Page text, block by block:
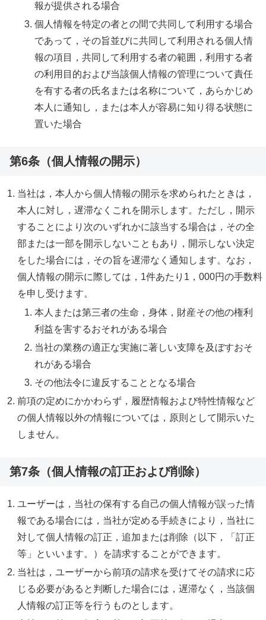
報が提供される場合
個人情報を特定の者との間で共同して利用する場合
であって，その旨並びに共同して利用される個人情
報の項目，共同して利用する者の範囲，利用する者
の利用目的および当該個人情報の管理について責任
を有する者の氏名または名称について，あらかじめ
本人に通知し，または本人が容易に知り得る状態に
置いた場合
第6条（個人情報の開示）
当社は，本人から個人情報の開示を求められたときは，
本人に対し，遅滞なくこれを開示します。ただし，開示
することにより次のいずれかに該当する場合は，その全
部または一部を開示しないこともあり，開示しない決定
をした場合には，その旨を遅滞なく通知します。なお，
個人情報の開示に際しては，1件あたり1，000円の手数料
を申し受けます。
本人または第三者の生命，身体，財産その他の権利
利益を害するおそれがある場合
当社の業務の適正な実施に著しい支障を及ぼすおそ
れがある場合
その他法令に違反することとなる場合
前項の定めにかかわらず，履歴情報および特性情報など
の個人情報以外の情報については，原則として開示いた
しません。
第7条（個人情報の訂正および削除）
ユーザーは，当社の保有する自己の個人情報が誤った情
報である場合には，当社が定める手続きにより，当社に
対して個人情報の訂正，追加または削除（以下，「訂正
等」といいます。）を請求することができます。
当社は，ユーザーから前項の請求を受けてその請求に応
じる必要があると判断した場合には，遅滞なく，当該個
人情報の訂正等を行うものとします。